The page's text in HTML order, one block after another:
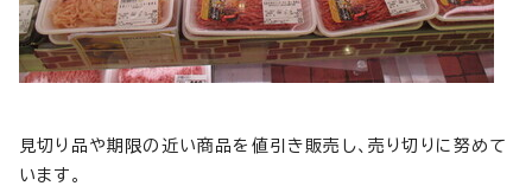
見切り品や期限の近い商品を値引き販売し、売り切りに努めて
います。